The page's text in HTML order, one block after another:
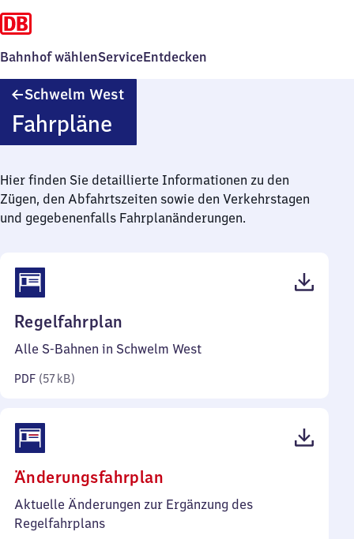
Bahnhof wählenServiceEntdecken
Schwelm West
Fahrpläne
Hier finden Sie detaillierte Informationen zu den
Zügen, den Abfahrtszeiten sowie den Verkehrstagen
und gegebenenfalls Fahrplanänderungen.
Regelfahrplan
57
Alle S-Bahnen in Schwelm West
PDF (57 kB)
Änderungsfahrplan
191
Aktuelle Änderungen zur Ergänzung des
Regelfahrplans